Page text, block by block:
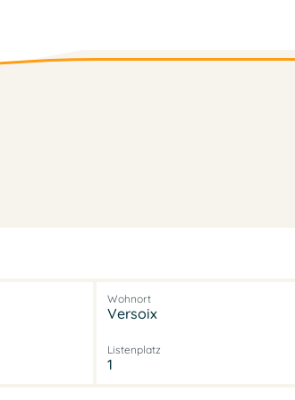
Wohnort
Versoix
Listenplatz
1